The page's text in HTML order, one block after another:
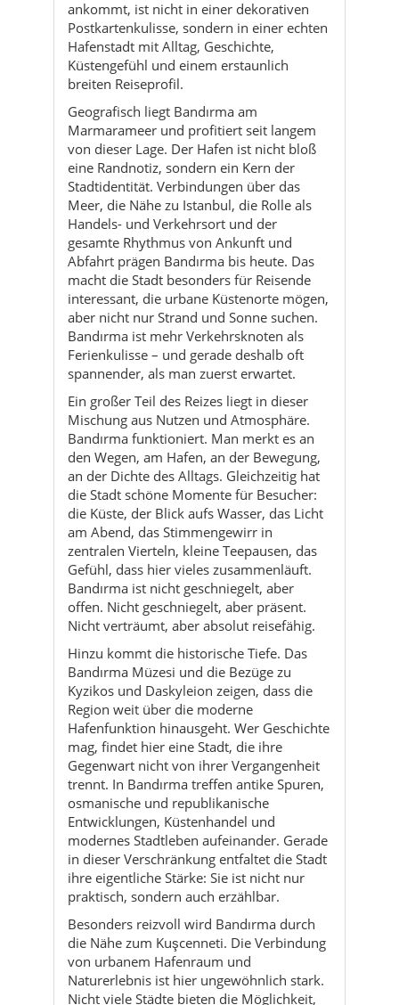
Geografisch liegt Bandırma am
Marmarameer und profitiert seit langem
von dieser Lage. Der Hafen ist nicht bloß
eine Randnotiz, sondern ein Kern der
Stadtidentität. Verbindungen über das
Meer, die Nähe zu Istanbul, die Rolle als
Handels- und Verkehrsort und der
gesamte Rhythmus von Ankunft und
Abfahrt prägen Bandırma bis heute. Das
macht die Stadt besonders für Reisende
interessant, die urbane Küstenorte mögen,
aber nicht nur Strand und Sonne suchen.
Bandırma ist mehr Verkehrsknoten als
Ferienkulisse – und gerade deshalb oft
spannender, als man zuerst erwartet.
Ein großer Teil des Reizes liegt in dieser
Mischung aus Nutzen und Atmosphäre.
Bandırma funktioniert. Man merkt es an
den Wegen, am Hafen, an der Bewegung,
an der Dichte des Alltags. Gleichzeitig hat
die Stadt schöne Momente für Besucher:
die Küste, der Blick aufs Wasser, das Licht
am Abend, das Stimmengewirr in
zentralen Vierteln, kleine Teepausen, das
Gefühl, dass hier vieles zusammenläuft.
Bandırma ist nicht geschniegelt, aber
offen. Nicht geschniegelt, aber präsent.
Nicht verträumt, aber absolut reisefähig.
Hinzu kommt die historische Tiefe. Das
Bandırma Müzesi und die Bezüge zu
Kyzikos und Daskyleion zeigen, dass die
Region weit über die moderne
Hafenfunktion hinausgeht. Wer Geschichte
mag, findet hier eine Stadt, die ihre
Gegenwart nicht von ihrer Vergangenheit
trennt. In Bandırma treffen antike Spuren,
osmanische und republikanische
Entwicklungen, Küstenhandel und
modernes Stadtleben aufeinander. Gerade
in dieser Verschränkung entfaltet die Stadt
ihre eigentliche Stärke: Sie ist nicht nur
praktisch, sondern auch erzählbar.
Besonders reizvoll wird Bandırma durch
die Nähe zum Kuşcenneti. Die Verbindung
von urbanem Hafenraum und
Naturerlebnis ist hier ungewöhnlich stark.
Nicht viele Städte bieten die Möglichkeit,
am selben Tag Küstenpromenade,
Museum, Fährgefühl und ein so
bedeutendes Vogel- und
Feuchtgebietsumfeld mitzunehmen. Für
turkeyregional.com ist das ein klarer